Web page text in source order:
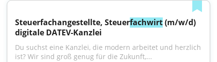
Steuerfachangestellte, Steuerfachwirt (m/w/d)
digitale DATEV-Kanzlei
Du suchst eine Kanzlei, die modern arbeitet und herzlich
ist? Wir sind groß genug für die Zukunft,...